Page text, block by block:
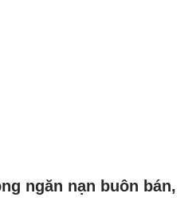
ngăn nạn buôn bán,